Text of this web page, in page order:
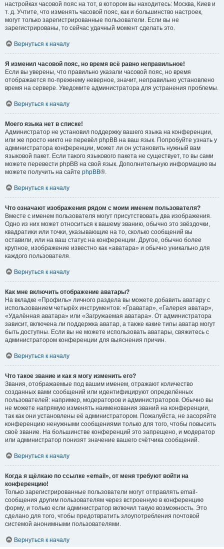
настройках часовой пояс на тот, в котором вы находитесь: Москва, Киев и
т. д. Учтите, что изменять часовой пояс, как и большинство настроек,
могут только зарегистрированные пользователи. Если вы не
зарегистрированы, то сейчас удачный момент сделать это.
Вернуться к началу
Я изменил часовой пояс, но время всё равно неправильное!
Если вы уверены, что правильно указали часовой пояс, но время
отображается по-прежнему неверное, значит, неправильно установлено
время на сервере. Уведомите администратора для устранения проблемы.
Вернуться к началу
Моего языка нет в списке!
Администратор не установил поддержку вашего языка на конференции,
или же просто никто не перевёл phpBB на ваш язык. Попробуйте узнать у
администратора конференции, может ли он установить нужный вам
языковой пакет. Если такого языкового пакета не существует, то вы сами
можете перевести phpBB на свой язык. Дополнительную информацию вы
можете получить на сайте phpBB®.
Вернуться к началу
Что означают изображения рядом с моим именем пользователя?
Вместе с именем пользователя могут присутствовать два изображения.
Одно из них может относиться к вашему званию, обычно это звёздочки,
квадратики или точки, указывающие на то, сколько сообщений вы
оставили, или на ваш статус на конференции. Другое, обычно более
крупное, изображение известно как «аватара» и обычно уникально для
каждого пользователя.
Вернуться к началу
Как мне включить отображение аватары?
На вкладке «Профиль» личного раздела вы можете добавить аватару с
использованием четырёх инструментов: «Граватар», «Галерея аватар»,
«Удалённая аватара» или «Загружаемая аватара». От администратора
зависит, включена ли поддержка аватар, а также какие типы аватар могут
быть доступны. Если вы не можете использовать аватары, свяжитесь с
администратором конференции для выяснения причин.
Вернуться к началу
Что такое звание и как я могу изменить его?
Звания, отображаемые под вашим именем, отражают количество
созданных вами сообщений или идентифицируют определённых
пользователей: например, модераторов и администраторов. Обычно вы
не можете напрямую изменять наименования званий на конференции,
так как они установлены её администратором. Пожалуйста, не засоряйте
конференцию ненужными сообщениями только для того, чтобы повысить
своё звание. На большинстве конференций это запрещено, и модератор
или администратор понизят значение вашего счётчика сообщений.
Вернуться к началу
Когда я щёлкаю по ссылке «email», от меня требуют войти на
конференцию!
Только зарегистрированные пользователи могут отправлять email-
сообщения другим пользователям через встроенную в конференцию
форму, и только если администратор включил такую возможность. Это
сделано для того, чтобы предотвратить злоупотребления почтовой
системой анонимными пользователями.
Вернуться к началу